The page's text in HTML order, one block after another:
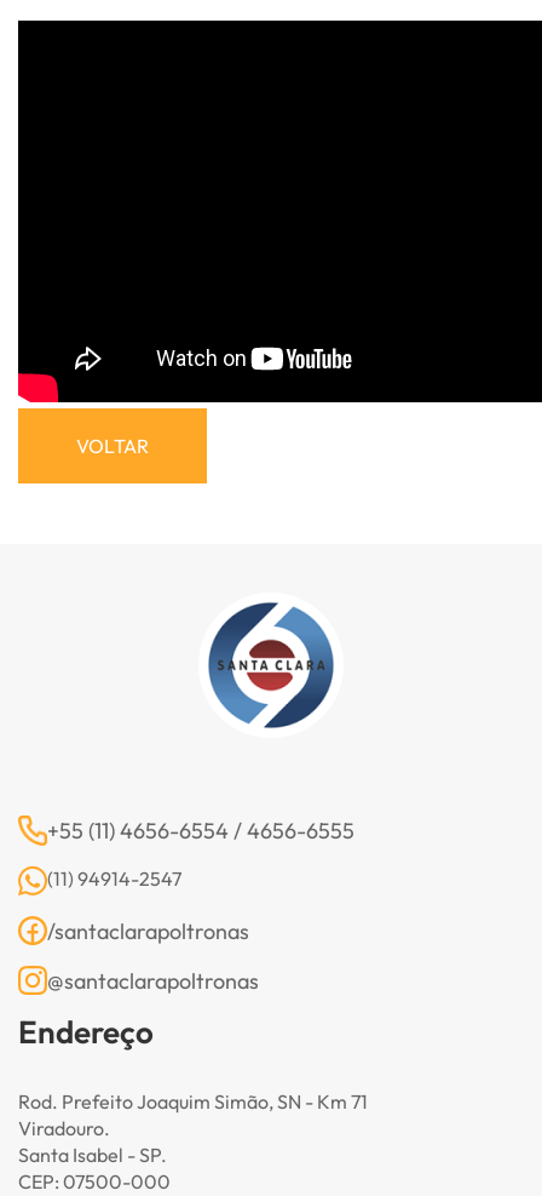
VOLTAR
+55 (11) 4656-6554 / 4656-6555
(11) 94914-2547
/santaclarapoltronas
@santaclarapoltronas
Endereço
Rod. Prefeito Joaquim Simão, SN - Km 71
Viradouro.
Santa Isabel - SP.
CEP: 07500-000